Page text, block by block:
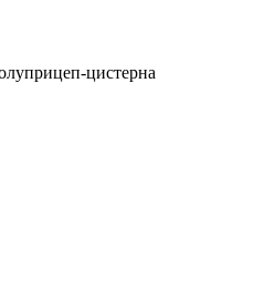
цистерна